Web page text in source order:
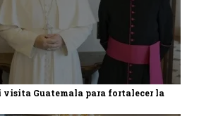
visita Guatemala para fortalecer la